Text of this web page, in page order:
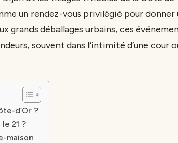
un rendez-vous privilégié pour donner
grands déballages urbains, ces
souvent dans l’intimité d’une cour
d’Or ?
21 ?
maison